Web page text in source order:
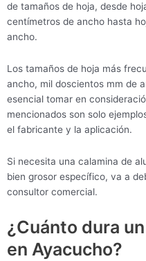
de tamaños de hoja, desde
centímetros de ancho hasta
ancho.
Los tamaños de hoja más
ancho, mil doscientos mm de
esencial tomar en
mencionados son solo
el fabricante y la aplicación.
Si necesita una calamina de
bien grosor específico, va a
consultor comercial.
¿Cuánto dura
en Ayacucho?